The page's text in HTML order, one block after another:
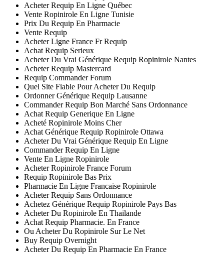
Acheter Requip En Ligne Québec
Vente Ropinirole En Ligne Tunisie
Prix Du Requip En Pharmacie
Vente Requip
Acheter Ligne France Fr Requip
Achat Requip Serieux
Acheter Du Vrai Générique Requip Ropinirole Nantes
Acheter Requip Mastercard
Requip Commander Forum
Quel Site Fiable Pour Acheter Du Requip
Ordonner Générique Requip Lausanne
Commander Requip Bon Marché Sans Ordonnance
Achat Requip Generique En Ligne
Acheté Ropinirole Moins Cher
Achat Générique Requip Ropinirole Ottawa
Acheter Du Vrai Générique Requip En Ligne
Commander Requip En Ligne
Vente En Ligne Ropinirole
Acheter Ropinirole France Forum
Requip Ropinirole Bas Prix
Pharmacie En Ligne Francaise Ropinirole
Acheter Requip Sans Ordonnance
Achetez Générique Requip Ropinirole Pays Bas
Acheter Du Ropinirole En Thailande
Achat Requip Pharmacie. En France
Ou Acheter Du Ropinirole Sur Le Net
Buy Requip Overnight
Acheter Du Requip En Pharmacie En France